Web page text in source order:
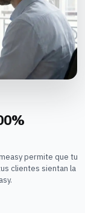
permite que tu
clientes sientan la